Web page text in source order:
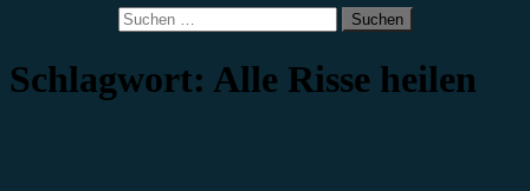
Suchen
nach:
Schlagwort: Alle Risse heilen